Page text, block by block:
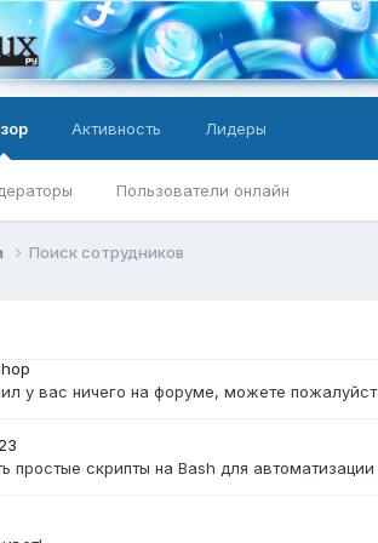
Пользователи онлайн
Активность Лидеры
Поиск сотрудников
спам. Не соответствие теме форума
правильно оформить чтобы не было спама?
разместить можно вот тут:https://
у вас ничего на форуме, можете
простые скрипты на Bash для автоматизации